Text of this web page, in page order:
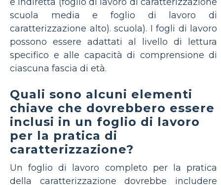
scuola media e foglio di lavoro di
caratterizzazione alto). scuola). I fogli di lavoro
possono essere adattati al livello di lettura
specifico e alle capacità di comprensione di
ciascuna fascia di età.
Quali sono alcuni elementi
chiave che dovrebbero essere
inclusi in un foglio di lavoro
per la pratica di
caratterizzazione?
Un foglio di lavoro completo per la pratica
della caratterizzazione dovrebbe includere